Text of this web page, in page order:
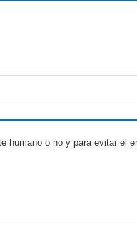
humano o no y para evitar el